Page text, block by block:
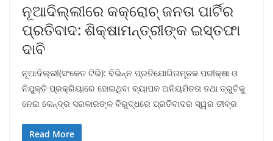
ନୂଆଦିଲ୍ଲୀରେ କକ୍ରୋଚ୍ ଜନତା ପାର୍ଟିର
ପ୍ରତିବାଦ: ଶିକ୍ଷାମନ୍ତ୍ରୀଙ୍କ ଇସ୍ତଫା
ଦାବି
ନୂଆଦିଲ୍ଲୀ(ସଂକେତ ଟିଭି): ବିଭିନ୍ନ ପ୍ରତିଯୋଗିତାମୂଳକ ପରୀକ୍ଷା ଓ
ନିଯୁକ୍ତି ପ୍ରକ୍ରିୟାରେ ହୋଇଥିବା ବ୍ୟାପକ ଅନିୟମିତତା ତଥା ତ୍ରୁଟିକୁ
ନେଇ କେନ୍ଦ୍ର ସରକାରଙ୍କ ବିରୁଦ୍ଧରେ ପ୍ରତିବାଦର ସ୍ୱର ତୀବ୍ର
Read More